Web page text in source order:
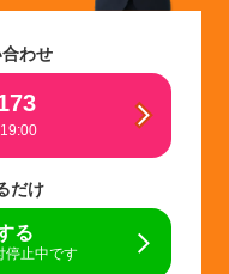
わせ
だけ
る
停止中です